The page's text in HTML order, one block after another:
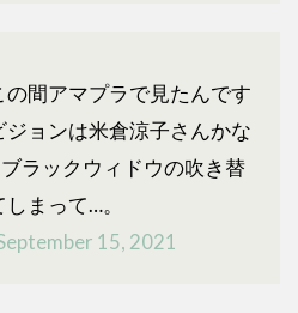
間アマプラで見たんです
ョンは米倉涼子さんかな
ラックウィドウの吹き替
まって…。
15, 2021